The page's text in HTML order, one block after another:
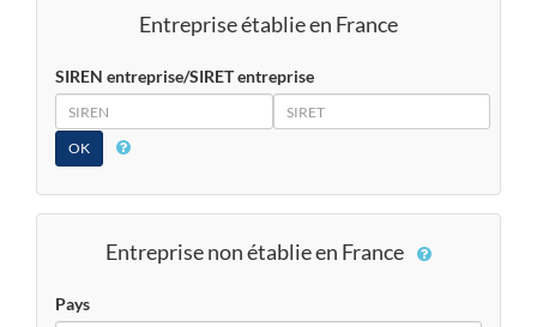
Entreprise établie en France
SIREN entreprise/SIRET entreprise
SIREN
SIRET
Entreprise non établie en France
Pays